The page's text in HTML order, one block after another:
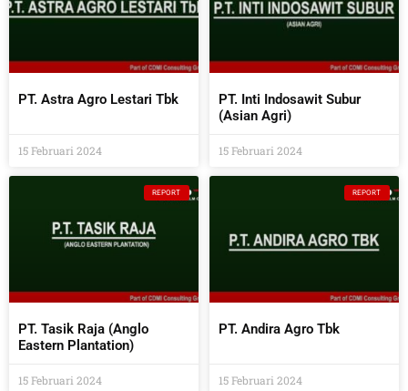
PT. Astra Agro Lestari Tbk
15 Februari 2024
PT. Inti Indosawit Subur
(Asian Agri)
15 Februari 2024
REPORT
PT. Tasik Raja (Anglo
Eastern Plantation)
15 Februari 2024
REPORT
PT. Andira Agro Tbk
15 Februari 2024